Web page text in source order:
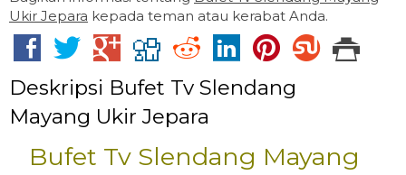
Ukir Jepara kepada teman atau kerabat Anda.
Deskripsi Bufet Tv Slendang
Mayang Ukir Jepara
Bufet Tv Slendang Mayang